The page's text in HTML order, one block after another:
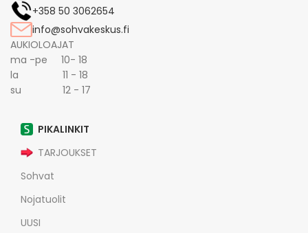
+358 50 3062654
info@sohvakeskus.fi
AUKIOLOAJAT
ma -pe 10- 18
la 11 - 18
su 12 - 17
PIKALINKIT
TARJOUKSET
Sohvat
Nojatuolit
UUSI